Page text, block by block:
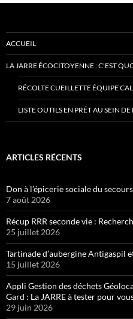
ACCUEIL
LA JARRE ÉCOCITOYENNE : C’EST
RÉCOLTE CUEILLETTE ÉQUIPE
LISTE OUTILS EN PRÊT AU SEIN DE
ARTICLES RÉCENTS
Don à l’épicerie sociale du
7 août 2026
Récup RRR seconde vie :
25 juillet 2026
Tartinade d’aubergine Antigaspil
15 juillet 2026
Appli Gestion des déchets
Gard : La JARRE à tester pour
29 juin 2026